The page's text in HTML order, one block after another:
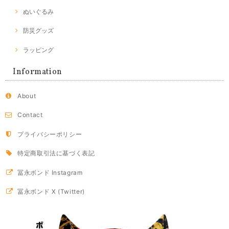
ぬいぐるみ
防災グッズ
ラッピング
Information
About
Contact
プライバシーポリシー
特定商取引法に基づく表記
冨永ボンド Instagram
冨永ボンド X (Twitter)